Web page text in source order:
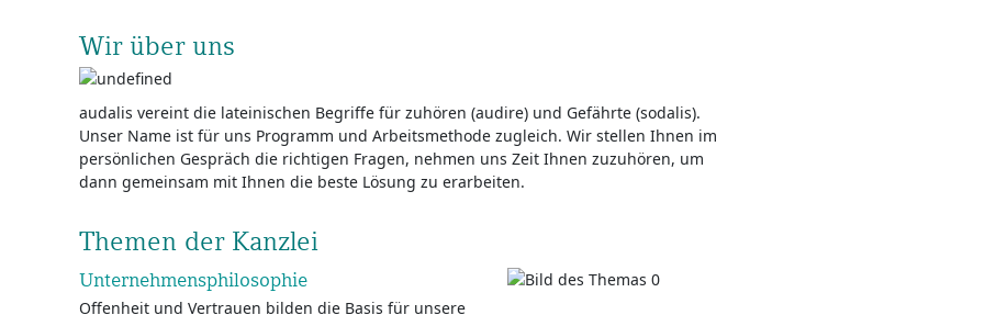
Wir über uns
audalis vereint die lateinischen Begriffe für zuhören (audire) und Gefährte (sodalis).
Unser Name ist für uns Programm und Arbeitsmethode zugleich. Wir stellen Ihnen im
persönlichen Gespräch die richtigen Fragen, nehmen uns Zeit Ihnen zuzuhören, um
dann gemeinsam mit Ihnen die beste Lösung zu erarbeiten.
Themen der Kanzlei
Unternehmensphilosophie
Offenheit und Vertrauen bilden die Basis für unsere